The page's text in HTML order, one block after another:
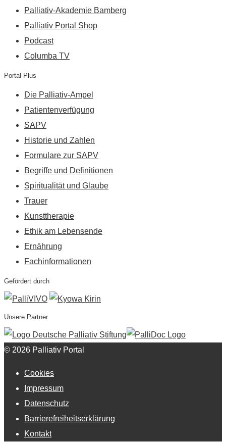
Palliativ-Akademie Bamberg
Palliativ Portal Shop
Podcast
Columba TV
Portal Plus
Die Palliativ-Ampel
Patientenverfügung
SAPV
Historie und Zahlen
Formulare zur SAPV
Begriffe und Definitionen
Spiritualität und Glaube
Trauer
Kunsttherapie
Ethik am Lebensende
Ernährung
Fachinformationen
Gefördert durch
Unsere Partner
© 2026 Palliativ Portal
Cookies
Impressum
Datenschutz
Barrierefreiheitserklärung
Kontakt